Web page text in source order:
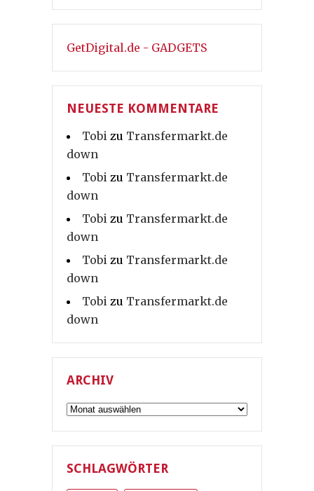
GetDigital.de - GADGETS
NEUESTE KOMMENTARE
Tobi zu Transfermarkt.de
down
Tobi zu Transfermarkt.de
down
Tobi zu Transfermarkt.de
down
Tobi zu Transfermarkt.de
down
Tobi zu Transfermarkt.de
down
ARCHIV
Archiv
SCHLAGWÖRTER